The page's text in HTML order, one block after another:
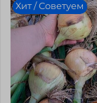
Хит / Советуем